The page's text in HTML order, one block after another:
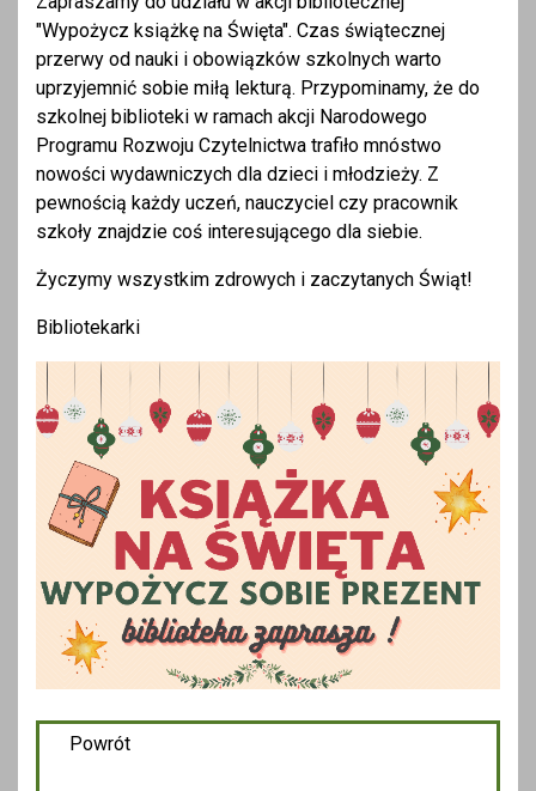
"Wypożycz książkę na Święta". Czas świątecznej
przerwy od nauki i obowiązków szkolnych warto
uprzyjemnić sobie miłą lekturą. Przypominamy, że do
szkolnej biblioteki w ramach akcji Narodowego
Programu Rozwoju Czytelnictwa trafiło mnóstwo
nowości wydawniczych dla dzieci i młodzieży. Z
pewnością każdy uczeń, nauczyciel czy pracownik
szkoły znajdzie coś interesującego dla siebie.
Życzymy wszystkim zdrowych i zaczytanych Świąt!
Bibliotekarki
Powrót